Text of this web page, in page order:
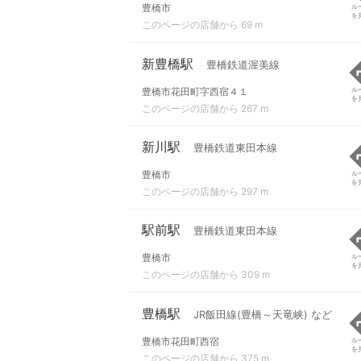
豊橋市
このページの店舗から 69 m
ル
を
新豊橋駅 豊橋鉄道渥美線
豊橋市花田町字西宿４１
このページの店舗から 267 m
ル
を
新川駅 豊橋鉄道東田本線
豊橋市
このページの店舗から 297 m
ル
を
駅前駅 豊橋鉄道東田本線
豊橋市
このページの店舗から 309 m
ル
を
豊橋駅 JR飯田線(豊橋～天竜峡) など
豊橋市花田町西宿
このページの店舗から 375 m
ル
を